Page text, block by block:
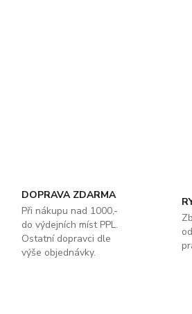
DOPRAVA ZDARMA
Při nákupu nad 1000,-
do výdejních míst PPL.
Ostatní dopravci dle
výše objednávky.